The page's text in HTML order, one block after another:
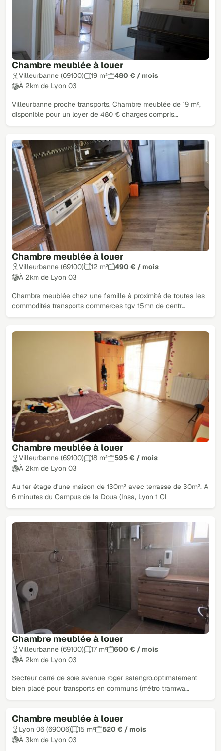
Chambre meublée à louer
Villeurbanne (69100) 19 m²
480 € / mois
À 2km de Lyon 03
Villeurbanne proche transports. Chambre meublée de 19 m²,
disponible pour un loyer de 480 € charges compris…
Chambre meublée à louer
Villeurbanne (69100) 12 m²
490 € / mois
À 2km de Lyon 03
Chambre meublée chez une famille à proximité de toutes les
commodités transports commerces tgv 15mn de centr…
Chambre meublée à louer
Villeurbanne (69100) 18 m²
595 € / mois
À 2km de Lyon 03
Au 1er étage d'une maison de 130m² avec terrasse de 30m². A
6 minutes du Campus de la Doua (Insa, Lyon 1 Cl
Chambre meublée à louer
Villeurbanne (69100) 17 m²
600 € / mois
À 2km de Lyon 03
Secteur carré de soie avenue roger salengro,optimalement
bien placé pour transports en communs (métro tramwa…
Chambre meublée à louer
Lyon 06 (69006) 15 m²
520 € / mois
À 3km de Lyon 03